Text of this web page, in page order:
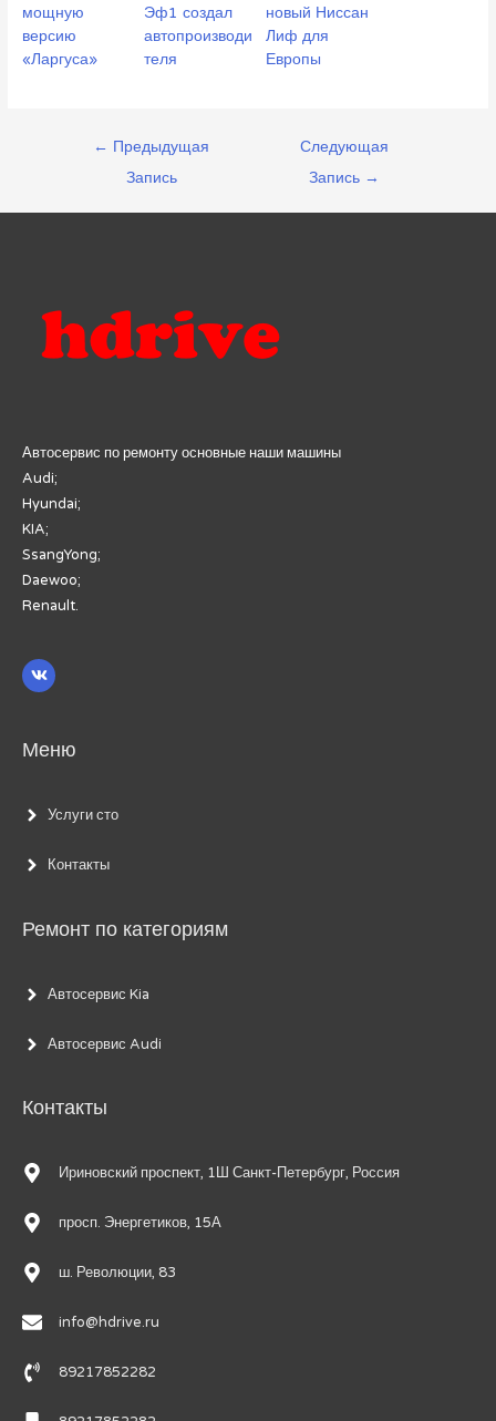
мощную
версию
«Ларгуса»
Эф1 создал
автопроизводи
теля
новый Ниссан
Лиф для
Европы
Навигация
записям
← Предыдущая
Запись
Следующая
Запись →
Автосервис по ремонту основные наши машины
Audi;
Hyundai;
KIA;
SsangYong;
Daewoo;
Renault.
Меню
Услуги сто
Контакты
Ремонт по категориям
Автосервис Kia
Автосервис Audi
Контакты
Ириновский проспект, 1Ш Санкт-Петербург, Россия
просп. Энергетиков, 15А
ш. Революции, 83
info@hdrive.ru
89217852282